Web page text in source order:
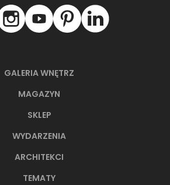
GALERIA WNĘTRZ
MAGAZYN
SKLEP
WYDARZENIA
ARCHITEKCI
TEMATY